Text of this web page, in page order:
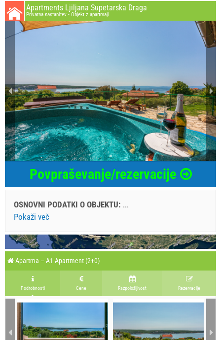
Apartments Ljiljana Supetarska Draga
Privatna nastanitev - Objekt z apartmaji
Povpraševanje/rezervacije
OSNOVNI PODATKI O OBJEKTU: ...
Pokaži več
Apartma – A1 Apartment (2+0)
Podrobnosti Cene Razpoložljivost Rezervacije